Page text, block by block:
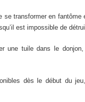
transformer en fantôme
est impossible de
une tuile dans le
dès le début du